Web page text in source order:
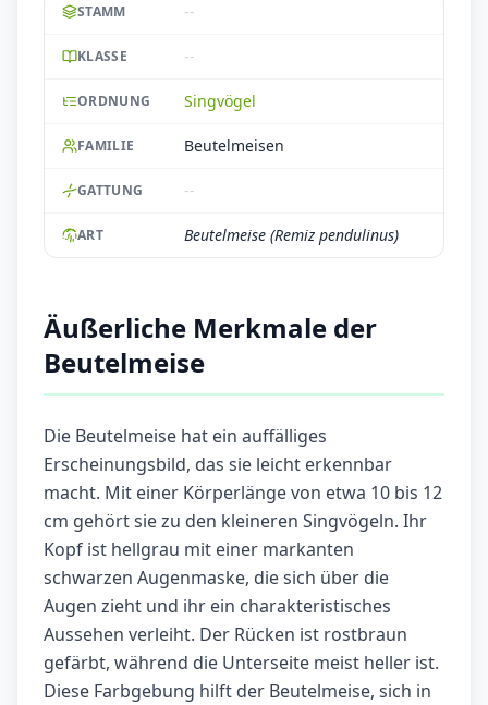
STAMM --
KLASSE --
ORDNUNG Singvögel
FAMILIE Beutelmeisen
GATTUNG --
ART Beutelmeise (Remiz pendulinus)
Äußerliche Merkmale der
Beutelmeise
Die Beutelmeise hat ein auffälliges
Erscheinungsbild, das sie leicht erkennbar
macht. Mit einer Körperlänge von etwa 10 bis 12
cm gehört sie zu den kleineren Singvögeln. Ihr
Kopf ist hellgrau mit einer markanten
schwarzen Augenmaske, die sich über die
Augen zieht und ihr ein charakteristisches
Aussehen verleiht. Der Rücken ist rostbraun
gefärbt, während die Unterseite meist heller ist.
Diese Farbgebung hilft der Beutelmeise, sich in